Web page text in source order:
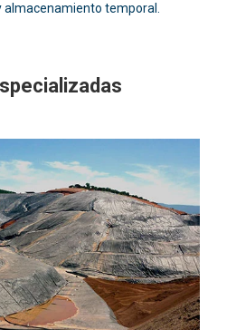
almacenamiento temporal.